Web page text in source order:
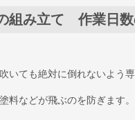
組み立て 作業日数
ても絶対に倒れないよう
料などが飛ぶのを防ぎます。